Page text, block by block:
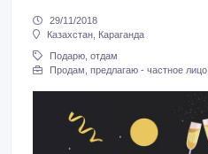
29/11/2018
Казахстан, Караганда
Подарю, отдам
Продам, предлагаю - частное лицо